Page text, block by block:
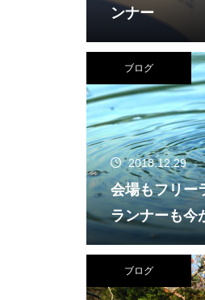
ンナー
ブログ
2018.12.29
会場もフリー
ランナーも今
ブログ